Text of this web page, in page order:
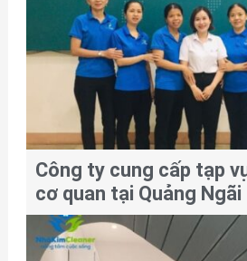
Công ty cung cấp tạp
cơ quan tại Quảng Ngãi